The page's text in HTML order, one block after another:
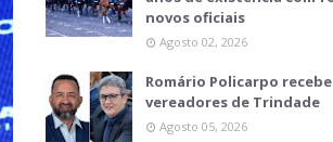
novos oficiais
Agosto 02, 2026
Romário Policarpo
vereadores de Trindade
Agosto 05, 2026